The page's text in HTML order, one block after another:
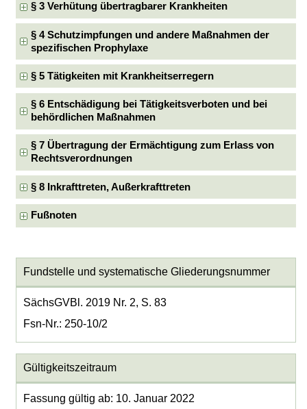
§ 3 Verhütung übertragbarer Krankheiten
§ 4 Schutzimpfungen und andere Maßnahmen der
spezifischen Prophylaxe
§ 5 Tätigkeiten mit Krankheitserregern
§ 6 Entschädigung bei Tätigkeitsverboten und bei
behördlichen Maßnahmen
§ 7 Übertragung der Ermächtigung zum Erlass von
Rechtsverordnungen
§ 8 Inkrafttreten, Außerkrafttreten
Fußnoten
Fundstelle und systematische Gliederungsnummer
SächsGVBl. 2019 Nr. 2, S. 83
Fsn-Nr.: 250-10/2
Gültigkeitszeitraum
Fassung gültig ab: 10. Januar 2022